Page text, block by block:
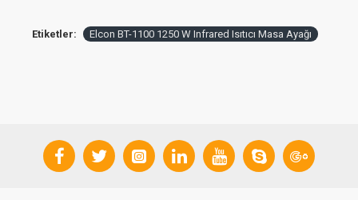
Etiketler: Elcon BT-1100 1250 W Infrared Isıtıcı Masa Ayağı